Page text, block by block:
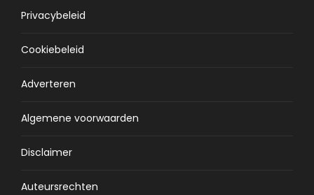
Privacybeleid
Cookiebeleid
Adverteren
Algemene voorwaarden
Disclaimer
Auteursrechten